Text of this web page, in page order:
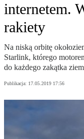
internetem.
rakiety
Na niską orbitę
Starlink, którego
do każdego zakątka
Publikacja: 17.05.2019 17:56